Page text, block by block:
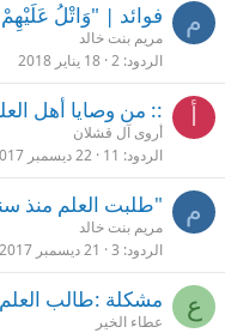
م فوائد | "وَاتْلُ عَلَيْهِمْ
مريم بنت خالد
الردود 2 18 يناير 2018
أ :: من وصايا أهل
أروى آل قشلان
الردود 11 22 ديسمبر 2017
م "طلبت العلم منذ
مريم بنت خالد
الردود 3 21 ديسمبر 2017
ع مشكلة :طالب
عطاء الخير